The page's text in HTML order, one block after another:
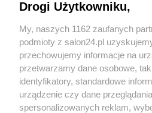
Sport
Społeczeństwo
Kultura
Drogi Użytkowniku,
My, naszych 1162 zaufanych
podmioty z salon24.pl
przechowujemy informacje na
przetwarzamy dane osobowe,
identyfikatory, standardowe
urządzenie czy dane
spersonalizowanych reklam,